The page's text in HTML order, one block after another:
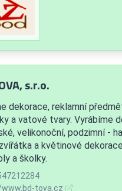
s.r.o.
dekorace, reklamní
a vatové tvary. Vyrábíme
velikonoční, podzimní -
a květinové
a školky.
tova.cz